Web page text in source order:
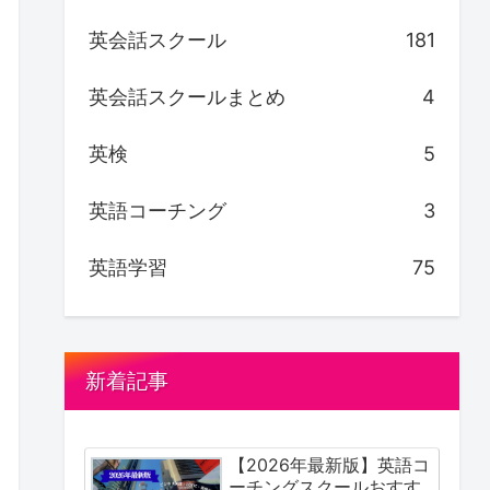
英会話スクール 181
英会話スクールまとめ 4
英検 5
英語コーチング 3
英語学習 75
新着記事
【2026年最新版】英語コ